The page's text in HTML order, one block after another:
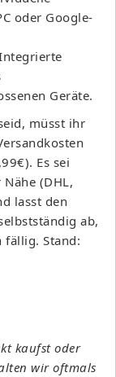
oder Google-
Geräte.
müsst ihr
Es sei
(DHL,
lasst den
ab,
fällig. Stand:
kaufst oder
wir oftmals